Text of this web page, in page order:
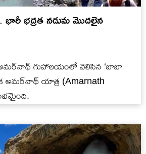
భారీ భద్రత నడుమ మొదలైన
గుహాలయంలో వెలిసిన ‘బాబా
అమర్‌నాథ్ యాత్ర (Amarnath